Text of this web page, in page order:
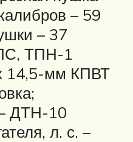
– 59
– 37
ТПН-1
14,5-мм КПВТ
ДТН-10
л. с. –